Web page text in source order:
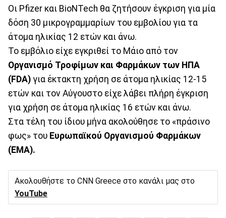
Οι Pfizer και BioNTech θα ζητήσουν έγκριση για μία
δόση 30 μικρογραμμαρίων του εμβολίου για τα
άτομα ηλικίας 12 ετών και άνω.
Το εμβόλιο είχε εγκριθεί το Μάιο από τον
Οργανισμό Τροφίμων και Φαρμάκων των ΗΠΑ
(FDA) για έκτακτη χρήση σε άτομα ηλικίας 12-15
ετών και τον Αύγουστο είχε λάβει πλήρη έγκριση
για χρήση σε άτομα ηλικίας 16 ετών και άνω.
Στα τέλη του ίδιου μήνα ακολούθησε το «πράσινο
φως» του Ευρωπαϊκού Οργανισμού Φαρμάκων
(ΕΜΑ).
Ακολουθήστε το CNN Greece στο κανάλι μας στο
YouTube